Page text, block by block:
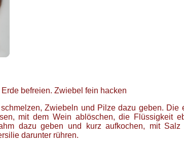
befreien. Zwiebel fein hacken
Zwiebeln und Pilze dazu geben. Die
mit dem Wein ablöschen, die Flüssigkeit
dazu geben und kurz aufkochen, mit Salz
darunter rühren.